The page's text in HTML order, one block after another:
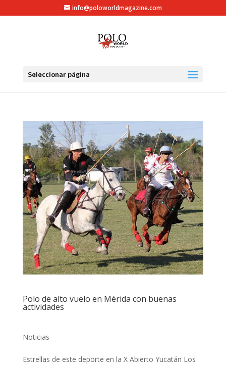
info@poloworldmagazine.com
Seleccionar página
Polo de alto vuelo en Mérida con buenas
actividades
Noticias
Estrellas de este deporte en la X Abierto Yucatán Los